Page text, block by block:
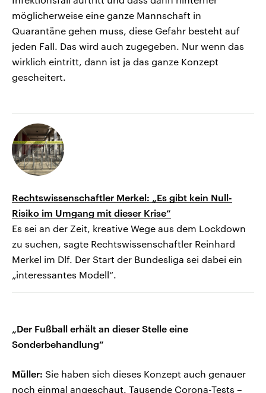
möglicherweise eine ganze Mannschaft in
Quarantäne gehen muss, diese Gefahr besteht auf
jeden Fall. Das wird auch zugegeben. Nur wenn das
wirklich eintritt, dann ist ja das ganze Konzept
gescheitert.
Rechtswissenschaftler Merkel: „Es gibt kein Null-
Risiko im Umgang mit dieser Krise“
Es sei an der Zeit, kreative Wege aus dem Lockdown
zu suchen, sagte Rechtswissenschaftler Reinhard
Merkel im Dlf. Der Start der Bundesliga sei dabei ein
„interessantes Modell“.
„Der Fußball erhält an dieser Stelle eine
Sonderbehandlung“
Müller: Sie haben sich dieses Konzept auch genauer
noch einmal angeschaut. Tausende Corona-Tests –